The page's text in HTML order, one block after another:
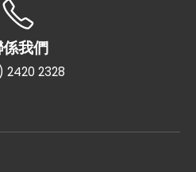
我們
2420 2328